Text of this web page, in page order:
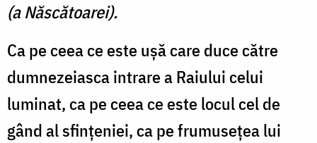
(a Născătoarei).
Ca pe ceea ce este ușă care duce către
dumnezeiasca intrare a Raiului celui
luminat, ca pe ceea ce este locul cel de
gând al sfințeniei, ca pe frumusețea lui